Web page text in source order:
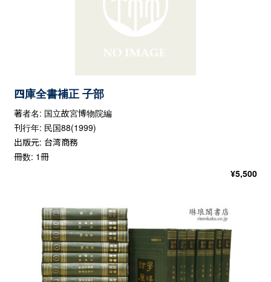
四庫全書補正 子部
著者名: 国立故宮博物院編
刊行年: 民国88(1999)
出版元: 台湾商務
冊数: 1冊
¥5,500